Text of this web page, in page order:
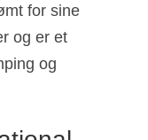
for sine
og er et
og